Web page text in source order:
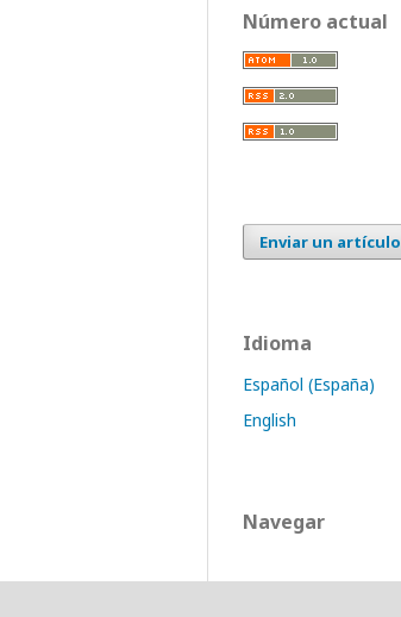
Número actual
Enviar un artículo
Idioma
Español (España)
English
Navegar